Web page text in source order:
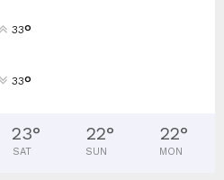
33°
33°
23°
SAT
22°
SUN
22°
MON